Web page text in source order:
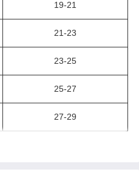
19-21
21-23
23-25
25-27
27-29